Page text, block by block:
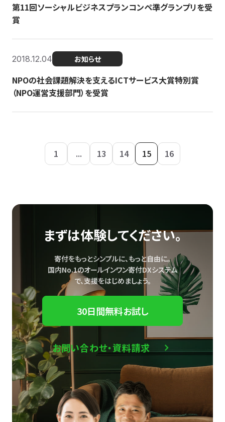
第11回ソーシャルビジネスプランコンペ準グランプリを受
賞
2018.12.04 お知らせ
NPOの社会課題解決を支えるICTサービス大賞特別賞
（NPO運営支援部門）を受賞
1 ... 13 14 15 16
まずは体験してください。
寄付をもっとシンプルに、もっと自由に。
国内No.1のオールインワン寄付DXシステム
で、支援をはじめましょう。
30日間無料お試し
お問い合わせ・資料請求